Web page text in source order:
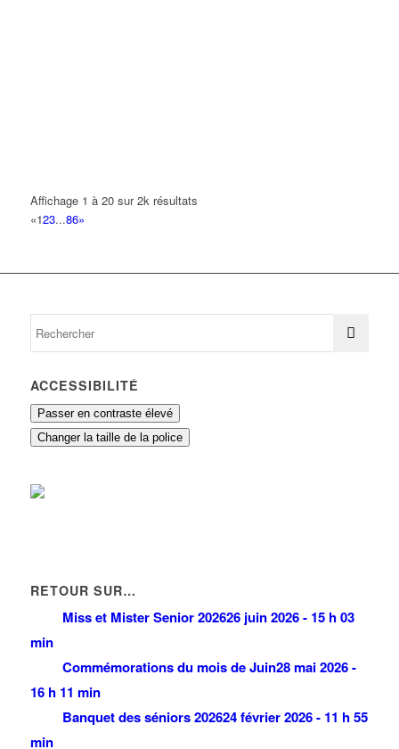
Affichage 1 à 20 sur 2k résultats
«123...86»
ACCESSIBILITÉ
Passer en contraste élevé
Changer la taille de la police
RETOUR SUR…
Miss et Mister Senior 202626 juin 2026 - 15 h 03
min
Commémorations du mois de Juin28 mai 2026 -
16 h 11 min
Banquet des séniors 202624 février 2026 - 11 h 55
min